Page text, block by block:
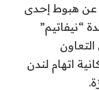
عن هبوط إحدى
2024، في قاعدة “نيفاتيم”
اتهام لندن